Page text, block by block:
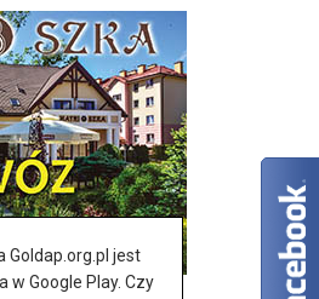
Goldap.org.pl jest
w Google Play. Czy